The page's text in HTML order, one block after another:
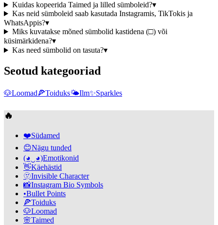
Kuidas kopeerida Taimed ja lilled sümboleid?▾
Kas neid sümboleid saab kasutada Instagramis, TikTokis ja
WhatsAppis?▾
Miks kuvatakse mõned sümbolid kastidena (□) või
küsimärkidena?▾
Kas need sümbolid on tasuta?▾
Seotud kategooriad
🐶Loomad🍕Toiduks🌤️Ilm✨Sparkles
🔥
❤️Südamed
😊Nägu tunded
(◕‿◕)Emotikonid
👋Käehästid
🫥Invisible Character
📸Instagram Bio Symbols
•Bullet Points
🍕Toiduks
🐶Loomad
🌸Taimed